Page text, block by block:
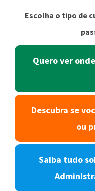
Escolha o tipo de
Quero ver
Descubra se
ou
Saiba tudo